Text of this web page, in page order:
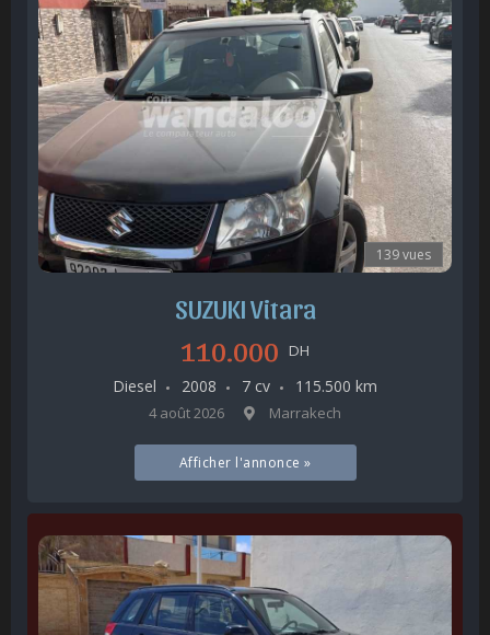
139 vues
SUZUKI Vitara
110.000 DH
Diesel 2008 7 cv 115.500 km
4 août 2026 Marrakech
Afficher l'annonce »